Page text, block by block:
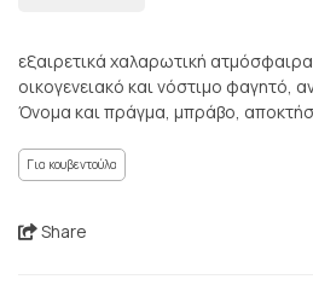
εξαιρετικά χαλαρωτική
οικογενειακό και νόστιμο φαγητό,
Όνομα και πράγμα, μπράβο,
Για κουβεντούλα
Share